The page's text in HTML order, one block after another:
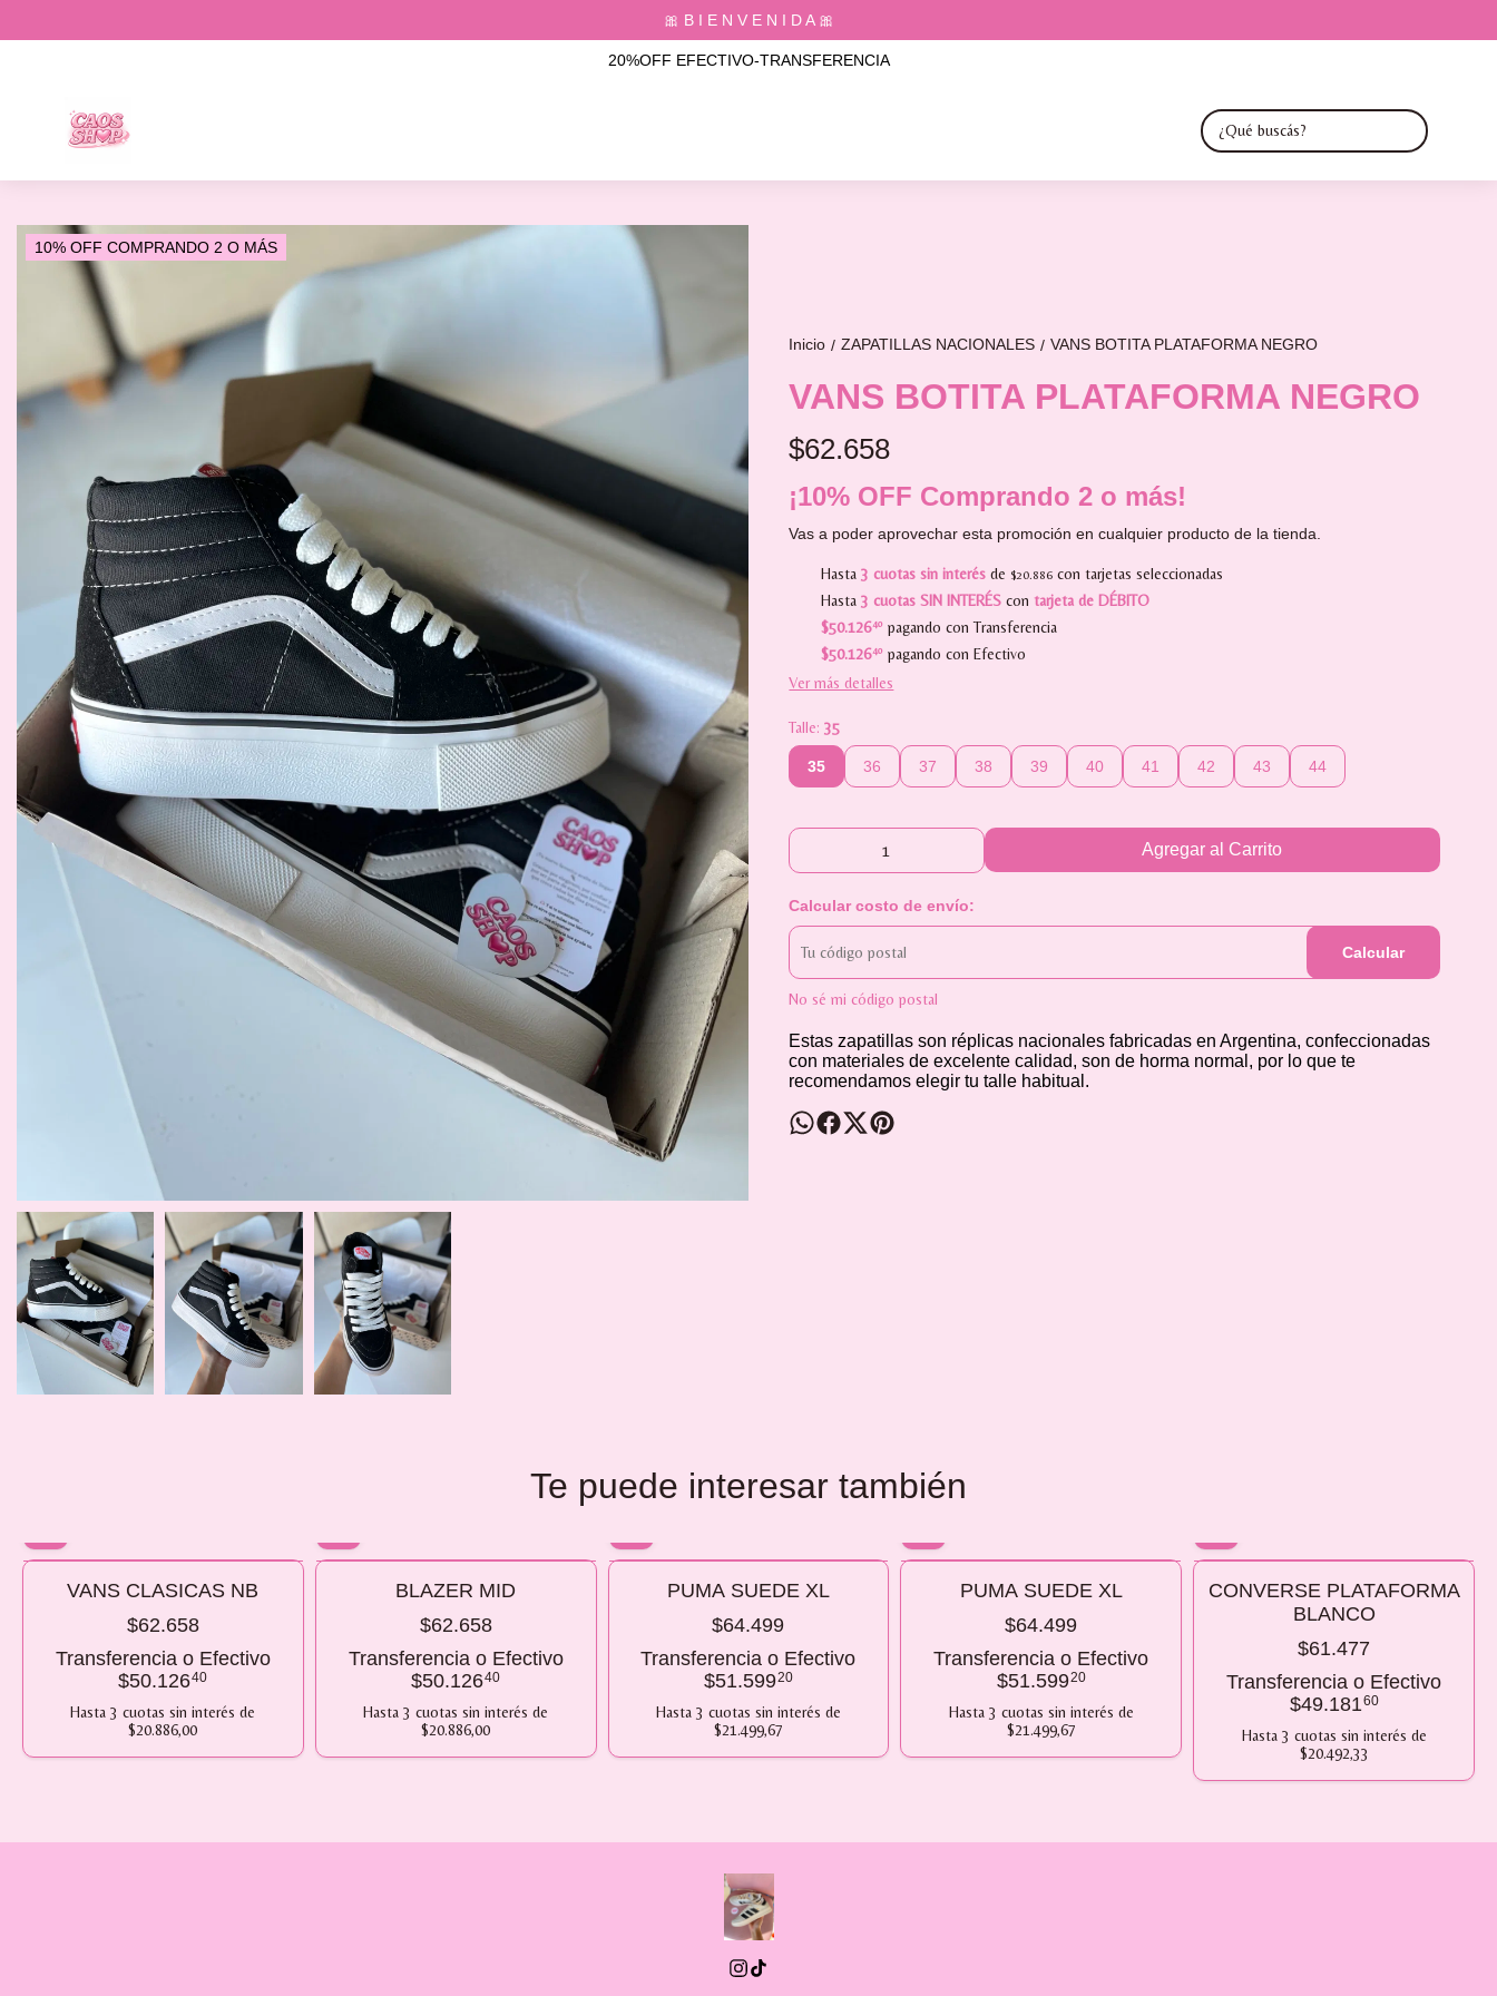
🎀 B I E N V E N I D A 🎀
20%OFF EFECTIVO-TRANSFERENCIA
10% OFF COMPRANDO 2 O MÁS
Inicio / ZAPATILLAS NACIONALES / VANS BOTITA PLATAFORMA NEGRO
VANS BOTITA PLATAFORMA NEGRO
$62.658
¡10% OFF Comprando 2 o más!
Vas a poder aprovechar esta promoción en cualquier producto de la tienda.
Hasta3 cuotas sin interés de $20.886 con tarjetas seleccionadas
Hasta3 cuotas SIN INTERÉS contarjeta de DÉBITO
$50.12640 pagando con Transferencia
$50.12640 pagando con Efectivo
Ver más detalles
Talle:35
35 36 37 38 39 40 41 42 43 44
Agregar al Carrito
Calcular costo de envío:
Calcular
No sé mi código postal
Estas zapatillas son réplicas nacionales fabricadas en Argentina, confeccionadas
con materiales de excelente calidad, son de horma normal, por lo que te
recomendamos elegir tu talle habitual.
Te puede interesar también
COMPRANDO 2 O MÁS
VANS CLASICAS NB
$62.658
Transferencia o Efectivo
$50.12640
Hasta3 cuotas sin interésde
$20.886,00
COMPRANDO 2 O MÁS
BLAZER MID
$62.658
Transferencia o Efectivo
$50.12640
Hasta3 cuotas sin interésde
$20.886,00
COMPRANDO 2 O MÁS
PUMA SUEDE XL
$64.499
Transferencia o Efectivo
$51.59920
Hasta 3 cuotas sin interés de
$21.499,67
COMPRANDO 2 O MÁS
PUMA SUEDE XL
$64.499
Transferencia o Efectivo
$51.59920
Hasta 3 cuotas sin interés de
$21.499,67
COMPRANDO 2 O MÁS
CONVERSE PLATAFORMA
BLANCO
$61.477
Transferencia o Efectivo
$49.18160
Hasta 3 cuotas sin interés de
$20.492,33